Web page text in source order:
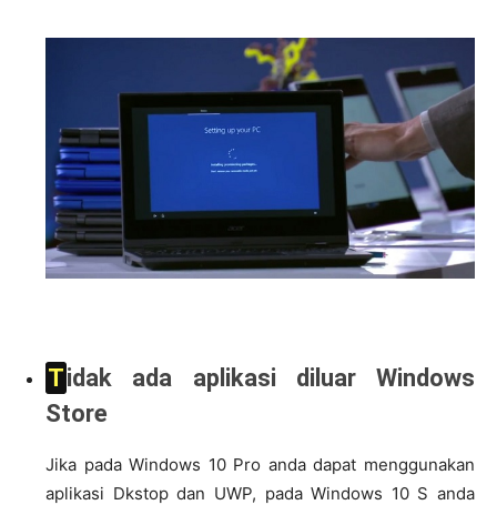
Tidak ada aplikasi diluar Windows
Store
Jika pada Windows 10 Pro anda dapat menggunakan
aplikasi Dkstop dan UWP, pada Windows 10 S anda